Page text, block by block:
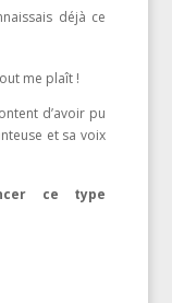
déjà ce
me plaît !
d’avoir pu
et sa voix
ce type